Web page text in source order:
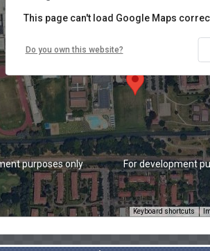
For development
purposes only
Keyboard shortcuts
This page can't load Google Maps
Do you own this website?